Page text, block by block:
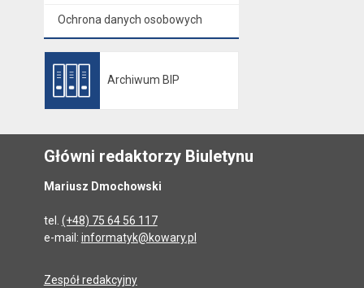
Ochrona danych osobowych
Archiwum BIP
Główni redaktorzy Biuletynu
Mariusz Dmochowski
tel. (+48) 75 64 56 117
e-mail: informatyk@kowary.pl
Zespół redakcyjny